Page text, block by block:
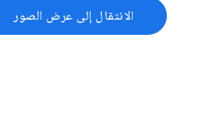
الانتقال إلى عرض الصور